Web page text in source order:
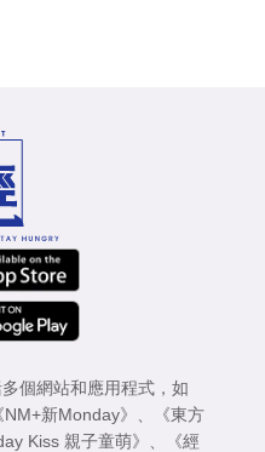
個網站和應用程式，如
NM+新Monday》
《東方
Kiss 親子童萌》
《經